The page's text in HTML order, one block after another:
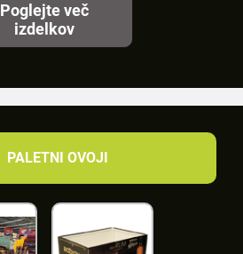
Poglejte več
izdelkov
PALETNI OVOJI